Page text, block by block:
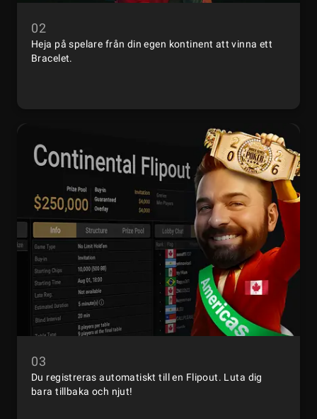
02
Heja på spelare från din egen kontinent att vinna ett
Bracelet.
03
Du registreras automatiskt till en Flipout. Luta dig
bara tillbaka och njut!